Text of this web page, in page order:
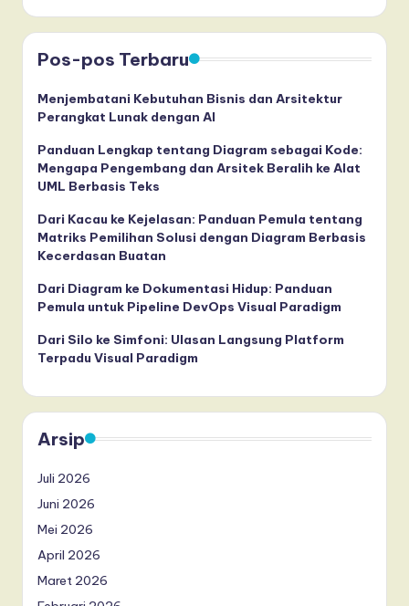
Pos-pos Terbaru
Menjembatani Kebutuhan Bisnis dan Arsitektur
Perangkat Lunak dengan AI
Panduan Lengkap tentang Diagram sebagai Kode:
Mengapa Pengembang dan Arsitek Beralih ke Alat
UML Berbasis Teks
Dari Kacau ke Kejelasan: Panduan Pemula tentang
Matriks Pemilihan Solusi dengan Diagram Berbasis
Kecerdasan Buatan
Dari Diagram ke Dokumentasi Hidup: Panduan
Pemula untuk Pipeline DevOps Visual Paradigm
Dari Silo ke Simfoni: Ulasan Langsung Platform
Terpadu Visual Paradigm
Arsip
Juli 2026
Juni 2026
Mei 2026
April 2026
Maret 2026